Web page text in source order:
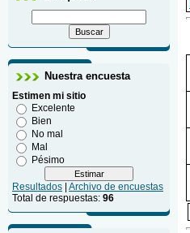
Nuestra encuesta
Estimen mi sitio
Excelente
Bien
No mal
Mal
Pésimo
Resultados Archivo de encuestas
Total de respuestas: 96